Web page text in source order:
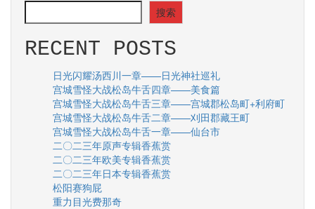
搜索
RECENT POSTS
日光闪耀汤西川一章——日光神社巡礼
宫城雪怪大战松岛牛舌四章——美食篇
宫城雪怪大战松岛牛舌三章——宫城郡松岛町+利府町
宫城雪怪大战松岛牛舌二章——刈田郡藏王町
宫城雪怪大战松岛牛舌一章——仙台市
二〇二三年原声专辑香蕉赏
二〇二三年欧美专辑香蕉赏
二〇二三年日本专辑香蕉赏
松阳赛狗屁
重力目光费那奇